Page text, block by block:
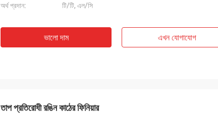
অর্থ প্রদান:
টি/টি, এল/সি
ভালো দাম এখন যোগাযোগ
তাপ প্রতিরোধী রঙিন কাঠের ফিনিয়ার